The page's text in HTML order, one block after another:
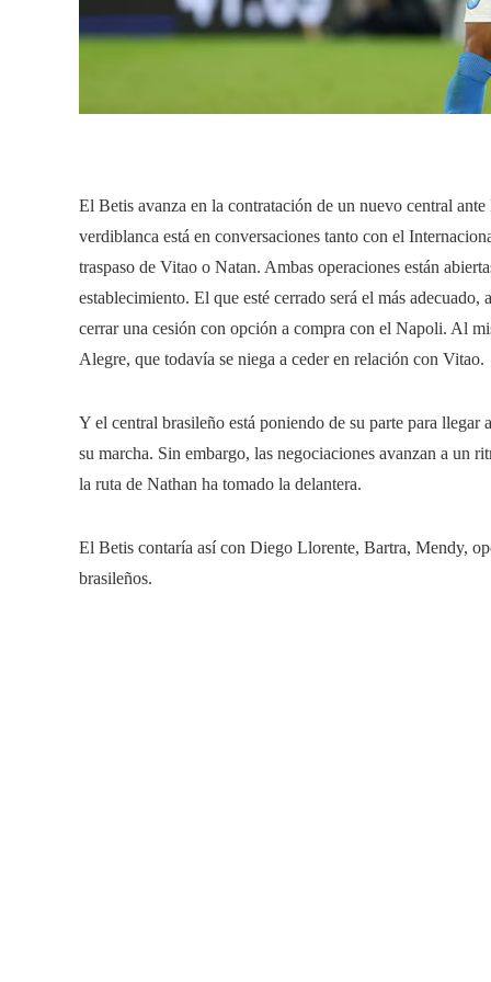
El Betis avanza en la contratación de un nuevo central
verdiblanca está en conversaciones tanto con el
traspaso de Vitao o Natan. Ambas operaciones están
establecimiento. El que esté cerrado será el más
cerrar una cesión con opción a compra con el Napoli. Al
Alegre, que todavía se niega a ceder en relación con Vitao.
Y el central brasileño está poniendo de su parte para llegar
su marcha. Sin embargo, las negociaciones avanzan a un
la ruta de Nathan ha tomado la delantera.
El Betis contaría así con Diego Llorente, Bartra, Mendy,
brasileños.